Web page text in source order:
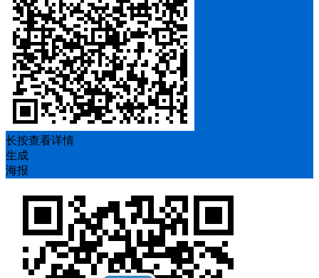
长按查看详情
生成
海报